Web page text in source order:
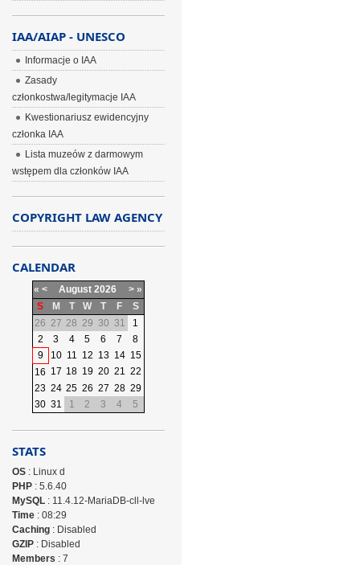
IAA/AIAP - UNESCO
Informacje o IAA
Zasady
członkostwa/legitymacje IAA
Kwestionariusz ewidencyjny
członka IAA
Lista muzeów z darmowym
wstępem dla członków IAA
COPYRIGHT LAW AGENCY
CALENDAR
« < August 2026 > »
S
M T W T F
S
26 27 28 29 30 31
1
2
3 4 5 6 7
8
9
10 11 12 13 14 15
16 17 18 19 20 21 22
23 24 25 26 27 28 29
30 31 1 2 3 4 5
STATS
OS: Linux d
PHP: 5.6.40
MySQL: 11.4.12-MariaDB-cll-lve
Time: 08:29
Caching: Disabled
GZIP: Disabled
Members : 7